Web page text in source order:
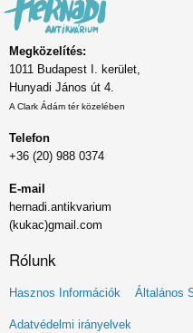
Megközelítés:
1011 Budapest I. kerület,
Hunyadi János út 4.
A Clark Ádám tér közelében
Telefon
+36 (20) 988 0374
E-mail
hernadi.antikvarium
(kukac)gmail.com
Rólunk
Lábléc
menü
Hasznos Információk Általános
Adatvédelmi irányelvek